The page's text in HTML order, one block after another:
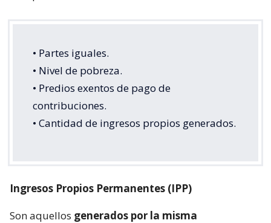
• Partes iguales.
• Nivel de pobreza.
• Predios exentos de pago de
contribuciones.
• Cantidad de ingresos propios generados.
Ingresos Propios Permanentes (IPP)
Son aquellos generados por la misma